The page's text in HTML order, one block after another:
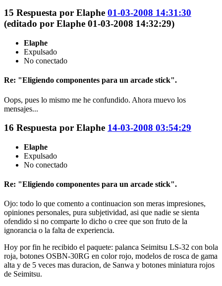
15 Respuesta por Elaphe 01-03-2008 14:31:30
(editado por Elaphe 01-03-2008 14:32:29)
Elaphe
Expulsado
No conectado
Re: "Eligiendo componentes para un arcade stick".
Oops, pues lo mismo me he confundido. Ahora muevo los
mensajes...
16 Respuesta por Elaphe 14-03-2008 03:54:29
Elaphe
Expulsado
No conectado
Re: "Eligiendo componentes para un arcade stick".
Ojo: todo lo que comento a continuacion son meras impresiones,
opiniones personales, pura subjetividad, asi que nadie se sienta
ofendido si no comparte lo dicho o cree que son fruto de la
ignorancia o la falta de experiencia.
Hoy por fin he recibido el paquete: palanca Seimitsu LS-32 con bola
roja, botones OSBN-30RG en color rojo, modelos de rosca de gama
alta y de 5 veces mas duracion, de Sanwa y botones miniatura rojos
de Seimitsu.